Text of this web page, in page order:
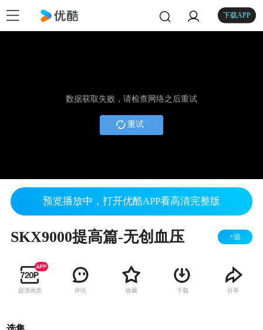
下载APP
数据获取失败，请检查网络之后重试
重试
预览播放中，打开优酷APP看高清完整版
SKX9000提高篇-无创血压 +追
超清画质 评论 收藏 下载 分享